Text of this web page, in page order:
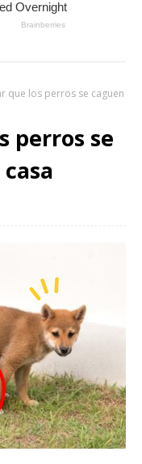
que los perros se caguen
perros se